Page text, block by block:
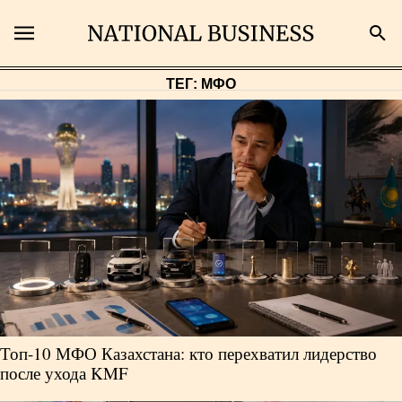
Поиск
Главная
Экономика
Бизнес
Рынки
Технологии
ТЕГ: МФО
Топ-10 МФО Казахстана: кто перехватил лидерство
после ухода KMF